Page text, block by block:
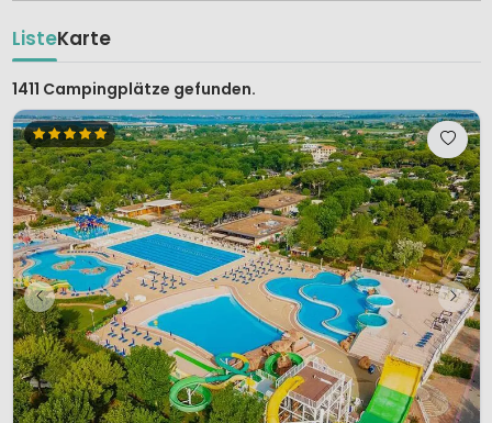
ListeKarte
1411 Campingplätze gefunden.